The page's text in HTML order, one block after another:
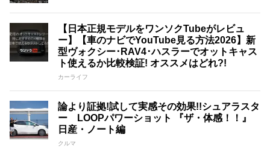
【日本正規モデルをワンソクTubeがレビュ
ー】【車のナビでYouTube見る方法2026】新
型ヴォクシー･RAV4･ハスラーでオットキャス
ト使えるか比較検証! オススメはどれ?!
カーライフ
論より証拠!試して実感その効果!!シュアラスタ
ー LOOPパワーショット 『ザ・体感！！』
日産・ノート編
クルマ